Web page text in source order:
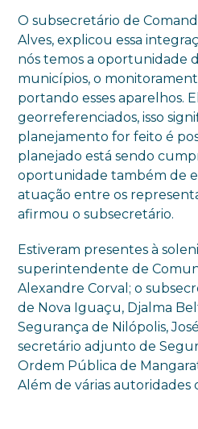
O subsecretário de
Alves, explicou essa
nós temos a oportunidade
municípios, o
portando esses aparelhos.
georreferenciados, isso
planejamento for feito é
planejado está sendo
oportunidade também de
atuação entre os
afirmou o subsecretário.
Estiveram presentes à
superintendente de
Alexandre Corval; o
de Nova Iguaçu, Djalma
Segurança de Nilópolis,
secretário adjunto de
Ordem Pública de
Além de várias autoridades